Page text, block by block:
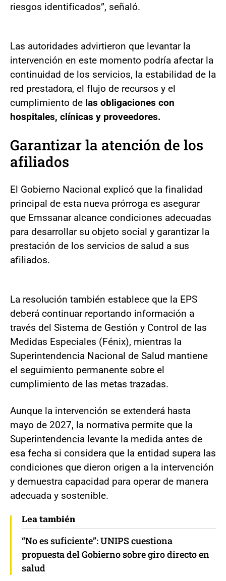
riesgos identificados”, señaló.
Las autoridades advirtieron que levantar la
intervención en este momento podría afectar la
continuidad de los servicios, la estabilidad de la
red prestadora, el flujo de recursos y el
cumplimiento de las obligaciones con
hospitales, clínicas y proveedores.
Garantizar la atención de los
afiliados
El Gobierno Nacional explicó que la finalidad
principal de esta nueva prórroga es asegurar
que Emssanar alcance condiciones adecuadas
para desarrollar su objeto social y garantizar la
prestación de los servicios de salud a sus
afiliados.
La resolución también establece que la EPS
deberá continuar reportando información a
través del Sistema de Gestión y Control de las
Medidas Especiales (Fénix), mientras la
Superintendencia Nacional de Salud mantiene
el seguimiento permanente sobre el
cumplimiento de las metas trazadas.
Aunque la intervención se extenderá hasta
mayo de 2027, la normativa permite que la
Superintendencia levante la medida antes de
esa fecha si considera que la entidad supera las
condiciones que dieron origen a la intervención
y demuestra capacidad para operar de manera
adecuada y sostenible.
Lea también
“No es suficiente”: UNIPS cuestiona
propuesta del Gobierno sobre giro directo en
salud